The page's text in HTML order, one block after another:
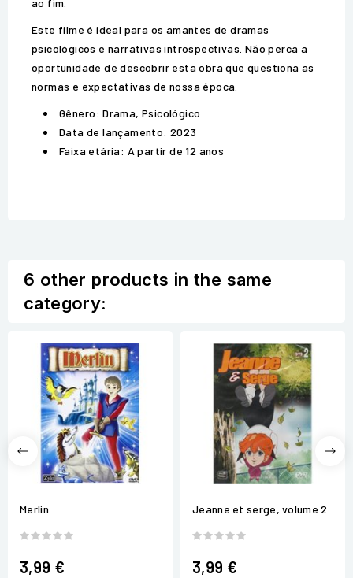
ao fim.
Este filme é ideal para os amantes de dramas
psicológicos e narrativas introspectivas. Não perca a
oportunidade de descobrir esta obra que questiona as
normas e expectativas de nossa época.
Gênero: Drama, Psicológico
Data de lançamento: 2023
Faixa etária: A partir de 12 anos
6 other products in the same
category:
Merlin
3,99 €
Jeanne et serge, volume 2
3,99 €